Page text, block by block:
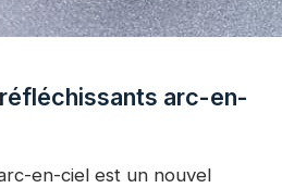
arc-en-
en-ciel est un nouvel